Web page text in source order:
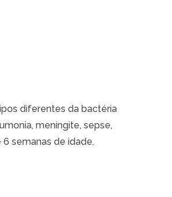
diferentes da bactéria
meningite, sepse,
semanas de idade.